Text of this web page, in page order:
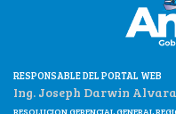
RESPONSABLE DEL PORTAL WEB
Ing. Joseph Darwin
RESOLUCION GERENCIAL GENERAL